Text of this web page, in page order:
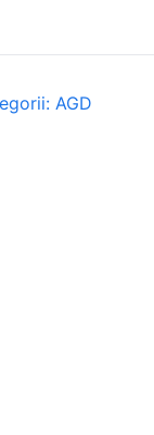
AGD